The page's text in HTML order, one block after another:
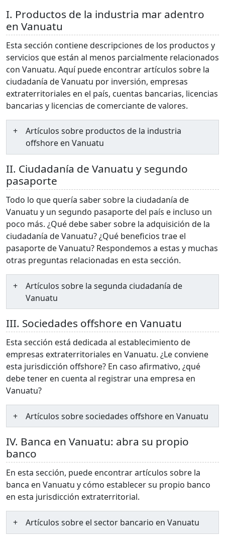
I. Productos de la industria mar adentro
en Vanuatu
Esta sección contiene descripciones de los productos y
servicios que están al menos parcialmente relacionados
con Vanuatu. Aquí puede encontrar artículos sobre la
ciudadanía de Vanuatu por inversión, empresas
extraterritoriales en el país, cuentas bancarias, licencias
bancarias y licencias de comerciante de valores.
Artículos sobre productos de la industria
offshore en Vanuatu
II. Ciudadanía de Vanuatu y segundo
pasaporte
Todo lo que quería saber sobre la ciudadanía de
Vanuatu y un segundo pasaporte del país e incluso un
poco más. ¿Qué debe saber sobre la adquisición de la
ciudadanía de Vanuatu? ¿Qué beneficios trae el
pasaporte de Vanuatu? Respondemos a estas y muchas
otras preguntas relacionadas en esta sección.
Artículos sobre la segunda ciudadanía de
Vanuatu
III. Sociedades offshore en Vanuatu
Esta sección está dedicada al establecimiento de
empresas extraterritoriales en Vanuatu. ¿Le conviene
esta jurisdicción offshore? En caso afirmativo, ¿qué
debe tener en cuenta al registrar una empresa en
Vanuatu?
Artículos sobre sociedades offshore en Vanuatu
IV. Banca en Vanuatu: abra su propio
banco
En esta sección, puede encontrar artículos sobre la
banca en Vanuatu y cómo establecer su propio banco
en esta jurisdicción extraterritorial.
Artículos sobre el sector bancario en Vanuatu